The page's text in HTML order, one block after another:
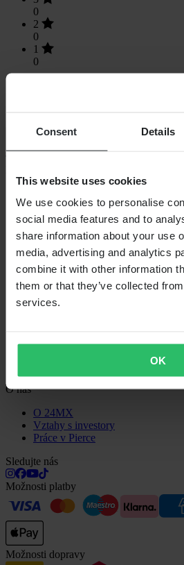
Consent Details
This website uses cookies
We use cookies to personalise
social media features and to
share information about your use
media, advertising and analytics
combine it with other information
them or that they’ve collected
services.
OK
0
2
0
1
0
Načítání...
Zásady ochrany osobních údajů
Doprava a doručení
Platba
Vrácení
Právo na odstoupení
Informace o recyklaci
Reklamace a stížnosti
Stav objednávky
Prohlášení o shodě
Kontaktujte zákaznickou podporu
O nás
O 24MX
Vztahy s investory
Práce v Pierce
Sledujte nás
Možnosti platby
Možnosti dopravy